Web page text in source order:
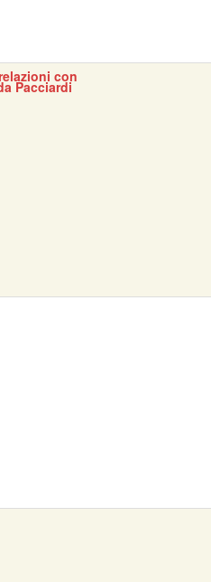
con
Pacciardi